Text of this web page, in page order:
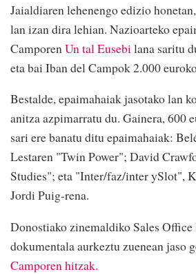
Jaialdiaren lehenengo edizio
lan izan dira lehian. Nazioarteko
CamporenUn tal Eusebilana saritu
eta bai Iban del Campok 2.000
Bestalde, epaimahaiak jasotako lan
anitza azpimarratu du. Gainera, 600
sari ere banatu ditu epaimahaiak:
Lestaren "Twin Power"; David
Studies"; eta "Inter/faz/inter ySlot",
Jordi Puig-rena.
Donostiako zinemaldiko Sales
dokumentala aurkeztu zuenean jaso
Camporen hitzak.